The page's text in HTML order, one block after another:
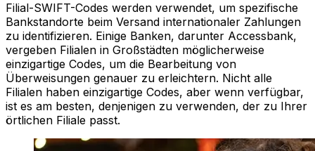
Filial-SWIFT-Codes werden verwendet, um spezifische
Bankstandorte beim Versand internationaler Zahlungen
zu identifizieren. Einige Banken, darunter Accessbank,
vergeben Filialen in Großstädten möglicherweise
einzigartige Codes, um die Bearbeitung von
Überweisungen genauer zu erleichtern. Nicht alle
Filialen haben einzigartige Codes, aber wenn verfügbar,
ist es am besten, denjenigen zu verwenden, der zu Ihrer
örtlichen Filiale passt.